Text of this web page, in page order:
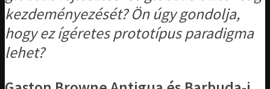
kezdeményezését? Ön úgy gondolja,
hogy ez ígéretes prototípus paradigma
lehet?